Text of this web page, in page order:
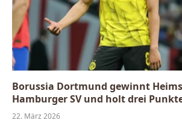
Borussia Dortmund gewinnt
Hamburger SV und holt drei
22. März 2026